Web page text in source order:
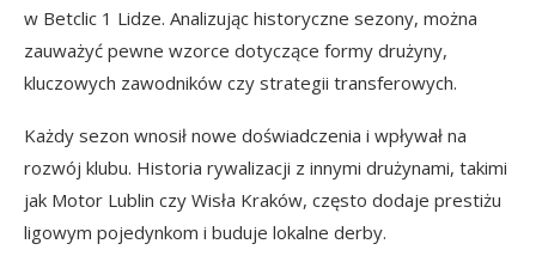
w Betclic 1 Lidze. Analizując historyczne sezony, można
zauważyć pewne wzorce dotyczące formy drużyny,
kluczowych zawodników czy strategii transferowych.
Każdy sezon wnosił nowe doświadczenia i wpływał na
rozwój klubu. Historia rywalizacji z innymi drużynami, takimi
jak Motor Lublin czy Wisła Kraków, często dodaje prestiżu
ligowym pojedynkom i buduje lokalne derby.